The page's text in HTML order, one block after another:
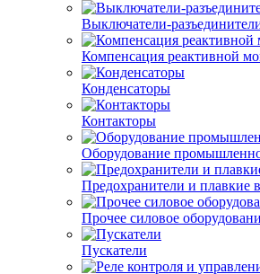
Выключатели-
Компенсация реактивной
Конденсаторы
Контакторы
Оборудование
Предохранители и плавкие
Прочее силовое
Пускатели